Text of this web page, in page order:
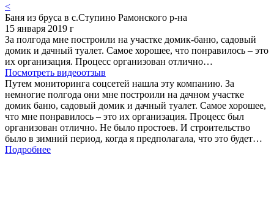
<
Баня из бруса в с.Ступино Рамонского р-на
15 января 2019 г
За полгода мне построили на участке домик-баню, садовый
домик и дачный туалет. Самое хорошее, что понравилось – это
их организация. Процесс организован отлично…
Посмотреть видеоотзыв
Путем мониторинга соцсетей нашла эту компанию. За
немногие полгода они мне построили на дачном участке
домик баню, садовый домик и дачный туалет. Самое хорошее,
что мне понравилось – это их организация. Процесс был
организован отлично. Не было простоев. И строительство
было в зимний период, когда я предполагала, что это будет…
Подробнее